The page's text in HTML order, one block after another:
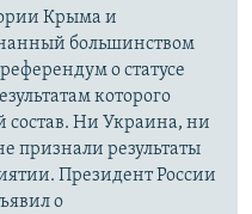
Крыма и
большинством
о статусе
которого
состав. Ни Украина, ни
признали результаты
Президент России
о